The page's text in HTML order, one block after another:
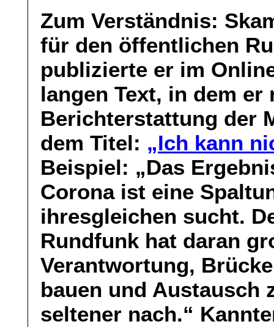
Zum Verständnis:
für den öffentlichen
publizierte er im
langen Text, in dem er
Berichterstattung der
dem Titel: „Ich kann
Beispiel: „Das
Corona ist eine
ihresgleichen sucht.
Rundfunk hat daran
Verantwortung,
bauen und Austausch
seltener nach.“